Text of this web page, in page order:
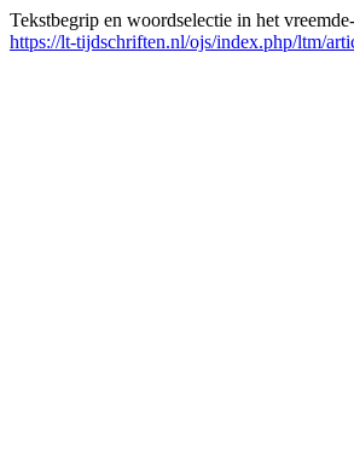
Tekstbegrip en woordselectie in het
https://lt-tijdschriften.nl/ojs/index.php/ltm/